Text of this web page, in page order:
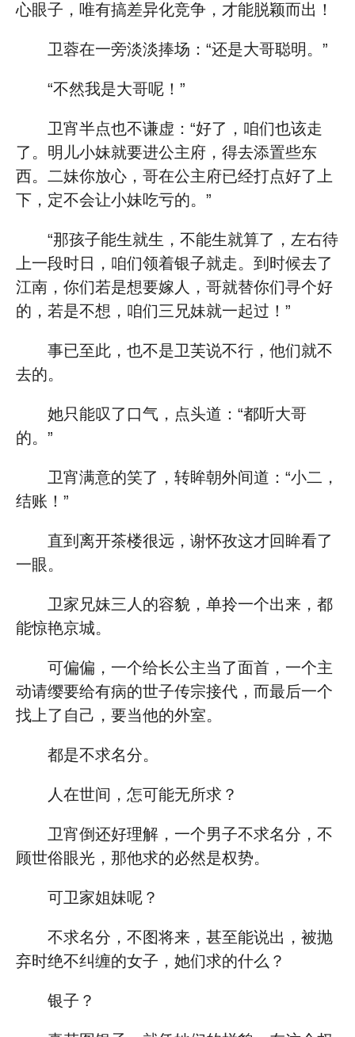
心眼子，唯有搞差异化竞争，才能脱颖而出！
卫蓉在一旁淡淡捧场：“还是大哥聪明。”
“不然我是大哥呢！”
卫宵半点也不谦虚：“好了，咱们也该走
了。明儿小妹就要进公主府，得去添置些东
西。二妹你放心，哥在公主府已经打点好了上
下，定不会让小妹吃亏的。”
“那孩子能生就生，不能生就算了，左右待
上一段时日，咱们领着银子就走。到时候去了
江南，你们若是想要嫁人，哥就替你们寻个好
的，若是不想，咱们三兄妹就一起过！”
事已至此，也不是卫芙说不行，他们就不
去的。
她只能叹了口气，点头道：“都听大哥
的。”
卫宵满意的笑了，转眸朝外间道：“小二，
结账！”
直到离开茶楼很远，谢怀孜这才回眸看了
一眼。
卫家兄妹三人的容貌，单拎一个出来，都
能惊艳京城。
可偏偏，一个给长公主当了面首，一个主
动请缨要给有病的世子传宗接代，而最后一个
找上了自己，要当他的外室。
都是不求名分。
人在世间，怎可能无所求？
卫宵倒还好理解，一个男子不求名分，不
顾世俗眼光，那他求的必然是权势。
可卫家姐妹呢？
不求名分，不图将来，甚至能说出，被抛
弃时绝不纠缠的女子，她们求的什么？
银子？